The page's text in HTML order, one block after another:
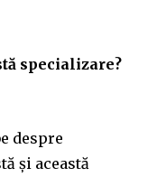
specializare?
despre
și această